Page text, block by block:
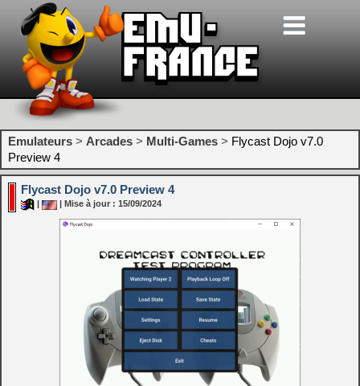
Emulateurs > Arcades > Multi-Games > Flycast Dojo v7.0
Preview 4
Flycast Dojo v7.0 Preview 4
| Mise à jour : 15/09/2024